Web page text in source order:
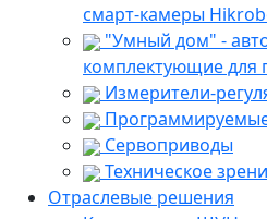
смарт-камеры
"Умный дом" -
комплектующие для
Измерители-
Сервоприводы
Техническое
Отраслевые решения